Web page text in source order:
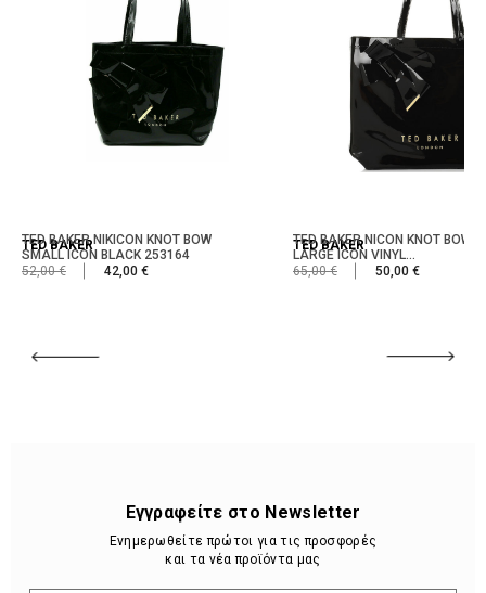
TED BAKER
TED BAKER NIKICON KNOT BOW
SMALL ICON BLACK 253164
52,00 €
42,00 €
TED BAKER
TED BAKER NICON KNOT BOW
LARGE ICON VINYL...
65,00 €
50,00 €
Εγγραφείτε στο Newsletter
Ενημερωθείτε πρώτοι για τις προσφορές
και τα νέα προϊόντα μας